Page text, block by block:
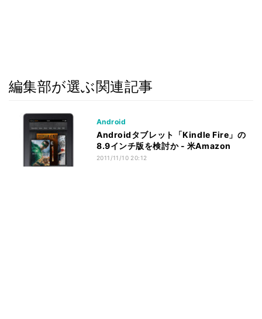
編集部が選ぶ関連記事
Android
Androidタブレット「Kindle Fire」の
8.9インチ版を検討か - 米Amazon
2011/11/10 20:12